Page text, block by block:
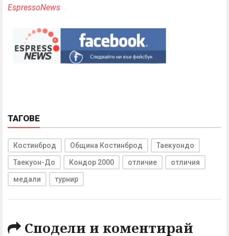
EspressoNews
ТАГОВЕ
Костинброд Община Костинброд Таекуондо
Таекуон-До Кондор 2000 отличие отличия
медали турнир
Сподели и коментирай